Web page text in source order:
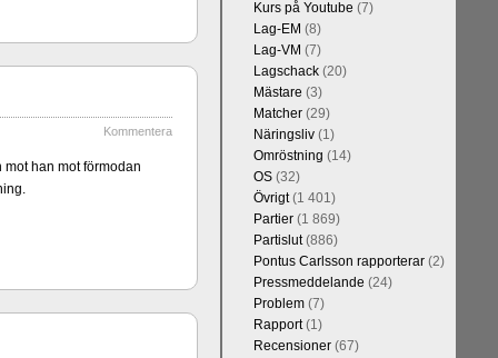
1500-
i och med
1 eller 2 i
Kommentera
mot han mot förmodan
Kurs på Youtube (7)
Lag-EM (8)
Lag-VM (7)
Lagschack(20)
Mästare (3)
Matcher(29)
Näringsliv(1)
Omröstning (14)
OS(32)
Övrigt(1 401)
Partier(1 869)
Partislut(886)
Pontus Carlsson rapporterar(2)
Pressmeddelande (24)
Problem(7)
Rapport(1)
Recensioner(67)